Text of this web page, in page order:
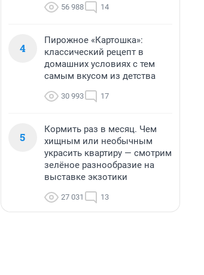
56 988 14
4
Пирожное «Картошка»:
классический рецепт в
домашних условиях с тем
самым вкусом из детства
30 993 17
5
Кормить раз в месяц. Чем
хищным или необычным
украсить квартиру — смотрим
зелёное разнообразие на
выставке экзотики
27 031 13